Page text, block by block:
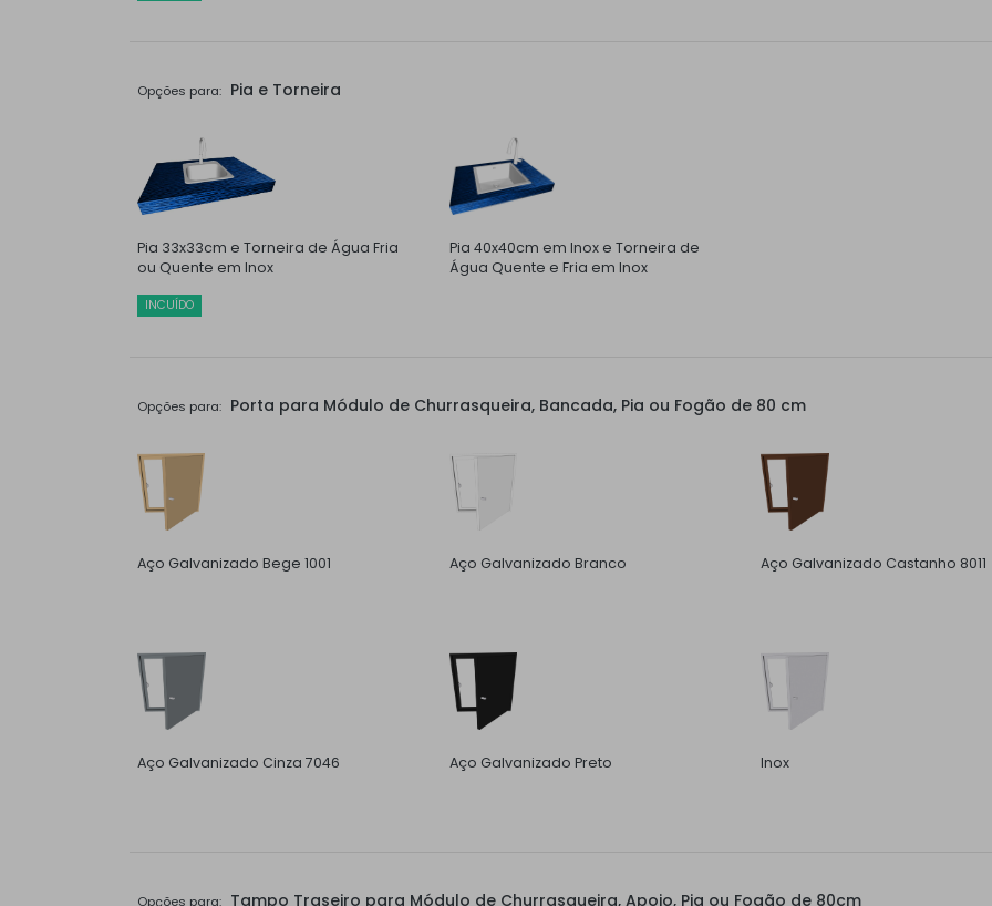
Opções para: Pia e Torneira
Pia 33x33cm e Torneira de Água Fria
ou Quente em Inox
INCUÍDO
Pia 40x40cm em Inox e Torneira de
Água Quente e Fria em Inox
Opções para: Porta para Módulo de Churrasqueira, Bancada, Pia ou Fogão de 80 cm
Aço Galvanizado Bege 1001 Aço Galvanizado Branco Aço Galvanizado Castanho 8011
Aço Galvanizado Cinza 7046 Aço Galvanizado Preto Inox
Opções para: Tampo Traseiro para Módulo de Churrasqueira, Apoio, Pia ou Fogão de 80cm